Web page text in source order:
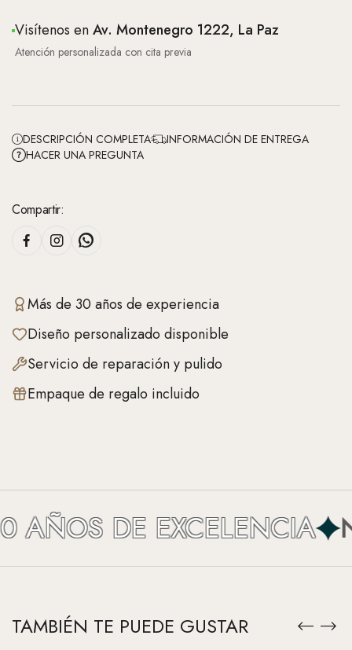
Visítenos enAv. Montenegro 1222, La Paz
Atención personalizada con cita previa
DESCRIPCIÓN COMPLETA
INFORMACIÓN DE ENTREGA
HACER UNA PREGUNTA
Compartir:
Más de 30 años de experiencia
Diseño personalizado disponible
Servicio de reparación y pulido
Empaque de regalo incluido
DE EXCELENCIA
TAMBIÉN TE PUEDE GUSTAR